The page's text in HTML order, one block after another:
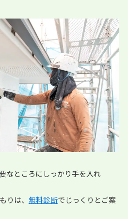
なところにしっかり手を入れ
りは、 無料診断でじっくりとご案